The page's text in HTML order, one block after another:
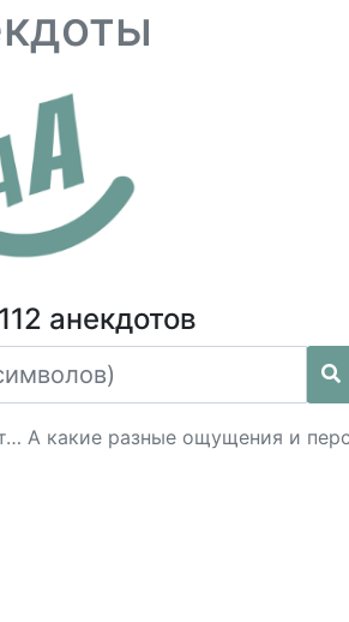
анекдотов
А какие разные ощущения и